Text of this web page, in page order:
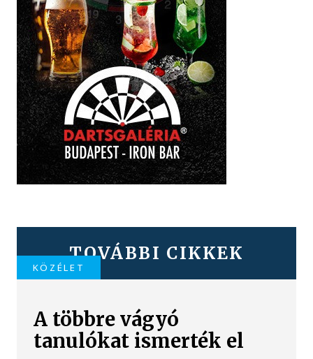
TOVÁBBI CIKKEK
KÖZÉLET
A többre vágyó
tanulókat ismerték el